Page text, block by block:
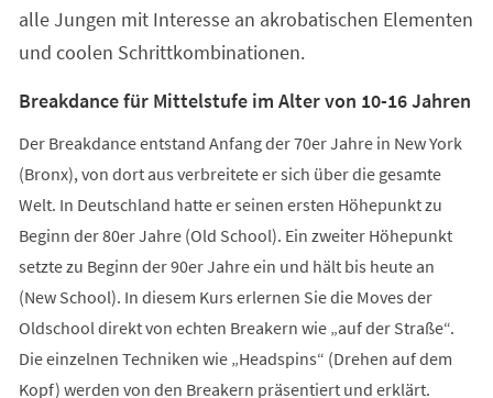
alle Jungen mit Interesse an akrobatischen Elementen
und coolen Schrittkombinationen.
Breakdance für Mittelstufe im Alter von 10-16 Jahren
Der Breakdance entstand Anfang der 70er Jahre in New York
(Bronx), von dort aus verbreitete er sich über die gesamte
Welt. In Deutschland hatte er seinen ersten Höhepunkt zu
Beginn der 80er Jahre (Old School). Ein zweiter Höhepunkt
setzte zu Beginn der 90er Jahre ein und hält bis heute an
(New School). In diesem Kurs erlernen Sie die Moves der
Oldschool direkt von echten Breakern wie „auf der Straße“.
Die einzelnen Techniken wie „Headspins“ (Drehen auf dem
Kopf) werden von den Breakern präsentiert und erklärt.